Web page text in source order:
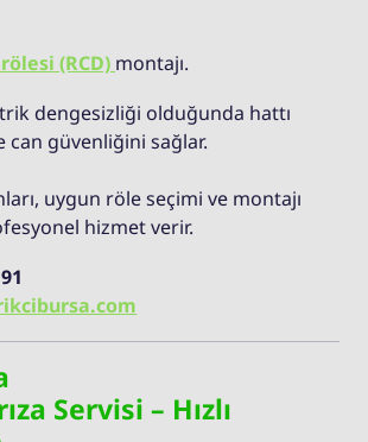
(RCD) montajı.
dengesizliği olduğunda hattı
can güvenliğini sağlar.
uygun röle seçimi ve montajı
hizmet verir.
Servisi – Hızlı